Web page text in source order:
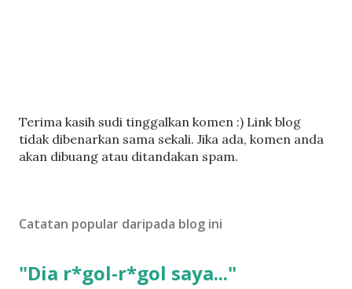
C
a
t
l
Terima kasih sudi tinggalkan komen :) Link blog
tidak dibenarkan sama sekali. Jika ada, komen anda
akan dibuang atau ditandakan spam.
Catatan popular daripada blog ini
"Dia r*gol-r*gol saya..."